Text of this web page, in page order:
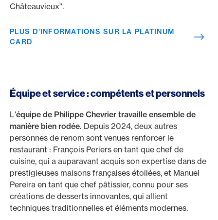
Châteauvieux".
PLUS D'INFORMATIONS SUR LA PLATINUM
CARD
Équipe et service : compétents et personnels
L'équipe de Philippe Chevrier travaille ensemble de
manière bien rodée. Depuis 2024, deux autres
personnes de renom sont venues renforcer le
restaurant : François Periers en tant que chef de
cuisine, qui a auparavant acquis son expertise dans de
prestigieuses maisons françaises étoilées, et Manuel
Pereira en tant que chef pâtissier, connu pour ses
créations de desserts innovantes, qui allient
techniques traditionnelles et éléments modernes.